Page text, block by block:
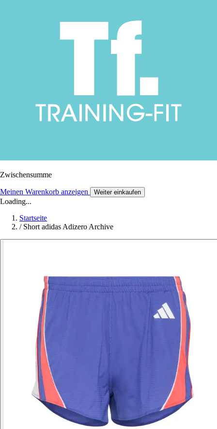
Zwischensumme
Meinen Warenkorb anzeigen Weiter einkaufen
Loading...
Startseite
/ Short adidas Adizero Archive